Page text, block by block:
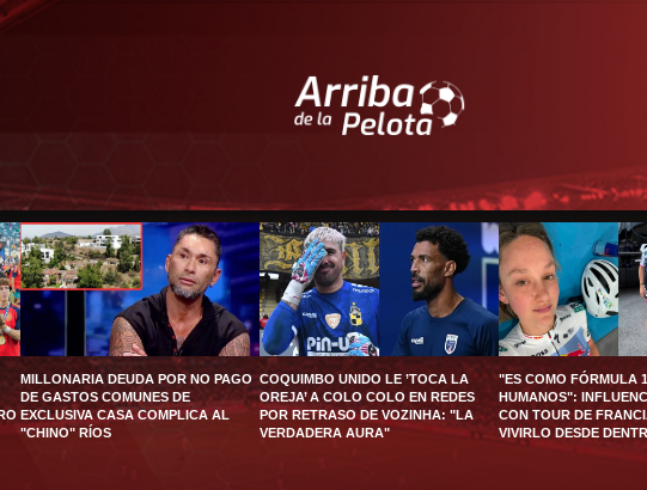
MILLONARIA DEUDA POR NO PAGO
DE GASTOS COMUNES DE
EXCLUSIVA CASA COMPLICA AL
"CHINO" RÍOS
COQUIMBO UNIDO LE ’TOCA LA
OREJA’ A COLO COLO EN REDES
POR RETRASO DE VOZINHA: "LA
VERDADERA AURA"
"ES COMO FÓRMULA
HUMANOS":
CON TOUR DE
VIVIRLO DESDE